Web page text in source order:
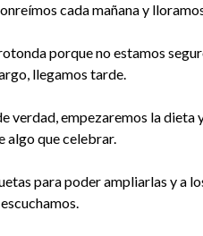
cada mañana y
porque no estamos
llegamos tarde.
verdad, empezaremos la dieta
algo que celebrar.
para poder ampliarlas y a